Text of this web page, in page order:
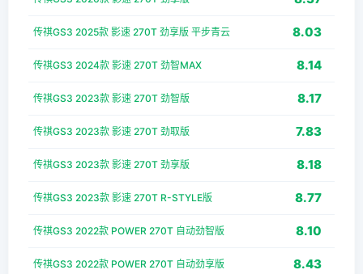
传祺GS3 2025款 影速 270T 劲享版 平步青云 8.03
传祺GS3 2024款 影速 270T 劲智MAX 8.14
传祺GS3 2023款 影速 270T 劲智版 8.17
传祺GS3 2023款 影速 270T 劲取版 7.83
传祺GS3 2023款 影速 270T 劲享版 8.18
传祺GS3 2023款 影速 270T R-STYLE版 8.77
传祺GS3 2022款 POWER 270T 自动劲智版 8.10
传祺GS3 2022款 POWER 270T 自动劲享版 8.43